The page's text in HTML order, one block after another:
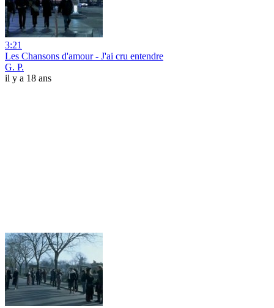
3:21
Les Chansons d'amour - J'ai cru entendre
G. P.
il y a 18 ans